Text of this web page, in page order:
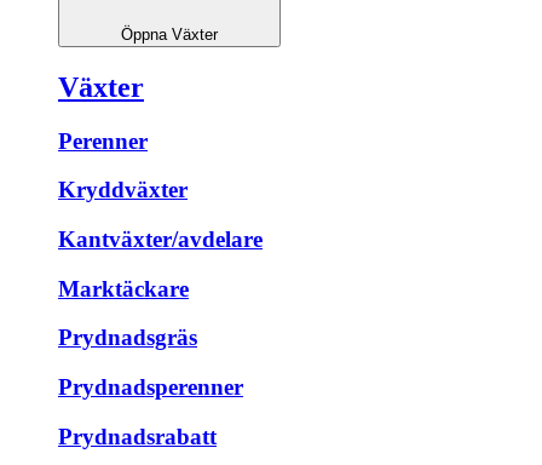
Öppna Växter
Växter
Perenner
Kryddväxter
Kantväxter/avdelare
Marktäckare
Prydnadsgräs
Prydnadsperenner
Prydnadsrabatt